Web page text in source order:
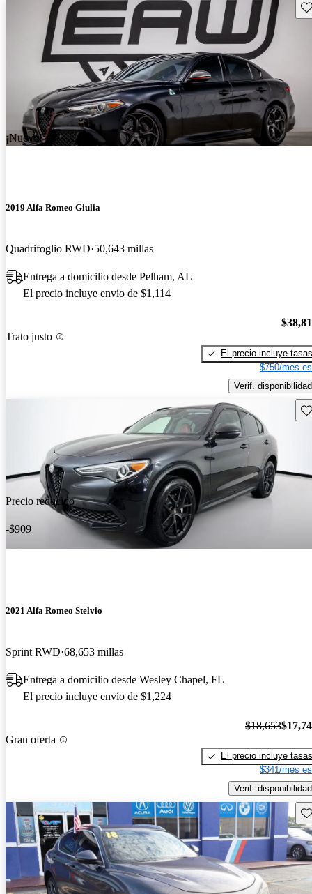
¡Nuevo!
2019 Alfa Romeo Giulia
Quadrifoglio RWD 50,643 millas
Entrega a domicilio desde Pelham, AL
El precio incluye envío de $1,114
Trato justo
El precio incluye tasas
$750/mes
Verif. disponibilidad
Precio reducido
-$909
2021 Alfa Romeo Stelvio
Sprint RWD 68,653 millas
Entrega a domicilio desde Wesley Chapel, FL
El precio incluye envío de $1,224
Gran oferta
$18,653
El precio incluye tasas
$341/mes
Verif. disponibilidad